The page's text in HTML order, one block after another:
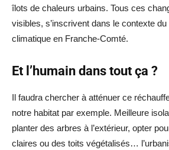
îlots de chaleurs urbains. Tous ces
visibles, s’inscrivent dans le contexte
climatique en Franche-Comté.
Et l’humain dans tout ça ?
Il faudra chercher à atténuer ce
notre habitat par exemple. Meilleure
planter des arbres à l’extérieur, opter
claires ou des toits végétalisés…